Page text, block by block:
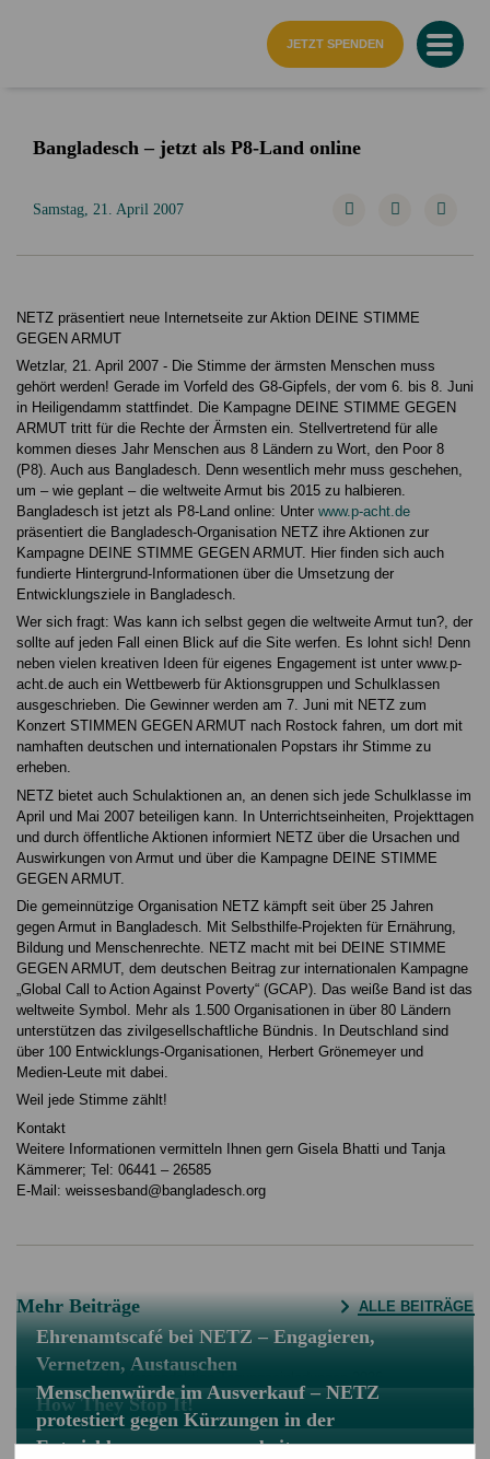
JETZT SPENDEN
Bangladesch – jetzt als P8-Land online
Samstag, 21. April 2007
NETZ präsentiert neue Internetseite zur Aktion DEINE STIMME
GEGEN ARMUT
Wetzlar, 21. April 2007 - Die Stimme der ärmsten Menschen muss
gehört werden! Gerade im Vorfeld des G8-Gipfels, der vom 6. bis 8. Juni
in Heiligendamm stattfindet. Die Kampagne DEINE STIMME GEGEN
ARMUT tritt für die Rechte der Ärmsten ein. Stellvertretend für alle
kommen dieses Jahr Menschen aus 8 Ländern zu Wort, den Poor 8
(P8). Auch aus Bangladesch. Denn wesentlich mehr muss geschehen,
um – wie geplant – die weltweite Armut bis 2015 zu halbieren.
Bangladesch ist jetzt als P8-Land online: Unter www.p-acht.de
präsentiert die Bangladesch-Organisation NETZ ihre Aktionen zur
Kampagne DEINE STIMME GEGEN ARMUT. Hier finden sich auch
fundierte Hintergrund-Informationen über die Umsetzung der
Entwicklungsziele in Bangladesch.
Wer sich fragt: Was kann ich selbst gegen die weltweite Armut tun?, der
sollte auf jeden Fall einen Blick auf die Site werfen. Es lohnt sich! Denn
neben vielen kreativen Ideen für eigenes Engagement ist unter www.p-
acht.de auch ein Wettbewerb für Aktionsgruppen und Schulklassen
ausgeschrieben. Die Gewinner werden am 7. Juni mit NETZ zum
Konzert STIMMEN GEGEN ARMUT nach Rostock fahren, um dort mit
namhaften deutschen und internationalen Popstars ihr Stimme zu
erheben.
NETZ bietet auch Schulaktionen an, an denen sich jede Schulklasse im
April und Mai 2007 beteiligen kann. In Unterrichtseinheiten, Projekttagen
und durch öffentliche Aktionen informiert NETZ über die Ursachen und
Auswirkungen von Armut und über die Kampagne DEINE STIMME
GEGEN ARMUT.
Die gemeinnützige Organisation NETZ kämpft seit über 25 Jahren
gegen Armut in Bangladesch. Mit Selbsthilfe-Projekten für Ernährung,
Bildung und Menschenrechte. NETZ macht mit bei DEINE STIMME
GEGEN ARMUT, dem deutschen Beitrag zur internationalen Kampagne
„Global Call to Action Against Poverty“ (GCAP). Das weiße Band ist das
weltweite Symbol. Mehr als 1.500 Organisationen in über 80 Ländern
unterstützen das zivilgesellschaftliche Bündnis. In Deutschland sind
über 100 Entwicklungs-Organisationen, Herbert Grönemeyer und
Medien-Leute mit dabei.
Weil jede Stimme zählt!
Kontakt
Weitere Informationen vermitteln Ihnen gern Gisela Bhatti und Tanja
Kämmerer; Tel: 06441 – 26585
E-Mail: weissesband@bangladesch.org
Mehr Beiträge ALLE BEITRÄGE
Ehrenamtscafé bei NETZ – Engagieren,
Vernetzen, Austauschen
How They Stop It!
Menschenwürde im Ausverkauf – NETZ
protestiert gegen Kürzungen in der
Entwicklungszusammenarbeit